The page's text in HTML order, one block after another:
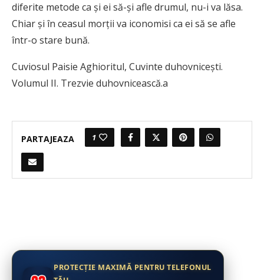
diferite metode ca şi ei să-şi afle drumul, nu-i va lăsa.
Chiar şi în ceasul morţii va iconomisi ca ei să se afle
într-o stare bună.
Cuviosul Paisie Aghioritul, Cuvinte duhovnicești.
Volumul II. Trezvie duhovnicească.a
PARTAJEAZA 1
PROTECȚIE MAXIMĂ PENTRU TELEFONUL